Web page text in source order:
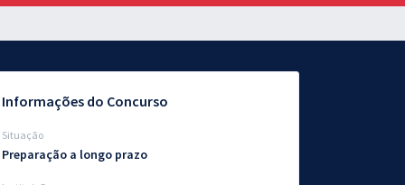
Informações do Concurso
Situação
Preparação a longo prazo